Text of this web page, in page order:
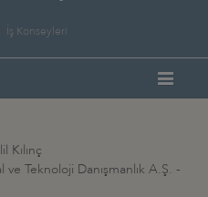
İş Konseyleri
Kılınç
ve Teknoloji Danışmanlık A.Ş. -